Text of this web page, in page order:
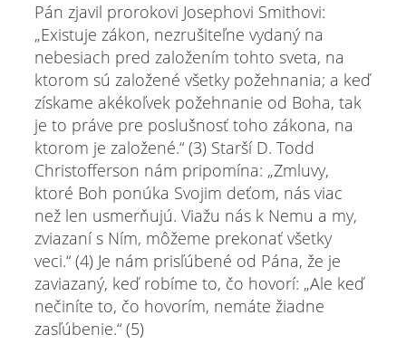
Pán zjavil prorokovi Josephovi Smithovi:
„Existuje zákon, nezrušiteľne vydaný na
nebesiach pred založením tohto sveta, na
ktorom sú založené všetky požehnania; a keď
získame akékoľvek požehnanie od Boha, tak
je to práve pre poslušnosť toho zákona, na
ktorom je založené.“ (3) Starší D. Todd
Christofferson nám pripomína: „Zmluvy,
ktoré Boh ponúka Svojim deťom, nás viac
než len usmerňujú. Viažu nás k Nemu a my,
zviazaní s Ním, môžeme prekonať všetky
veci.“ (4) Je nám prisľúbené od Pána, že je
zaviazaný, keď robíme to, čo hovorí: „Ale keď
nečiníte to, čo hovorím, nemáte žiadne
zasľúbenie.“ (5)